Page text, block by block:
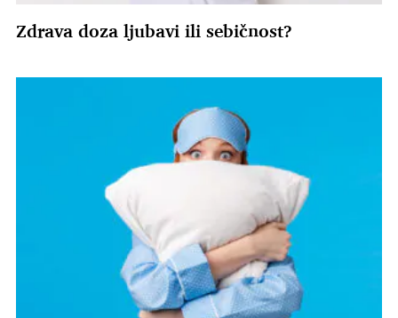
Zdrava doza ljubavi ili sebičnost?